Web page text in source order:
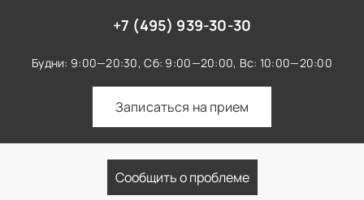
+7 (495) 939-30-30
Будни: 9:00—20:30, Сб: 9:00—20:00, Вс: 10:00—20:00
Записаться на прием
Сообщить о проблеме